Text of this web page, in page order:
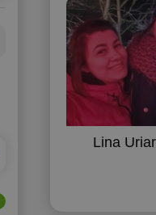
Lina